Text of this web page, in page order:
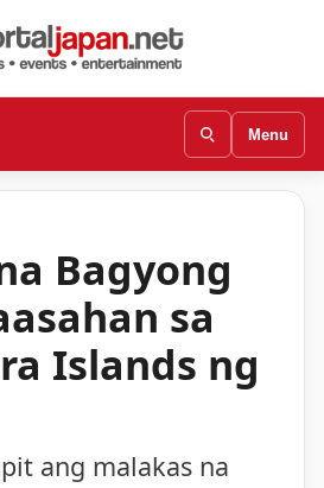
Menu
Bagyong
sa
Islands ng
ang malakas na